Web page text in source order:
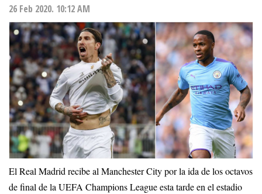
26 Feb 2020. 10:12 AM
El Real Madrid recibe al Manchester City por la ida de los octavos
de final de la UEFA Champions League esta tarde en el estadio